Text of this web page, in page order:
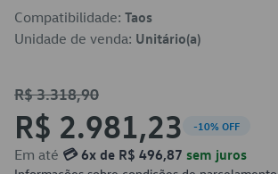
Compatibilidade: Taos
Unidade de venda: Unitário(a)
R$ 3.318,90
R$ 2.981,23 -10% OFF
Em até 💳 6x de R$ 496,87 sem juros